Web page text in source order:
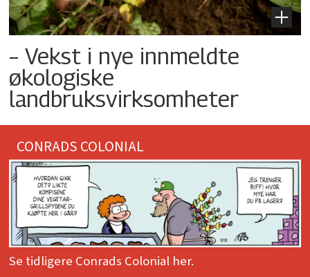
– Vekst i nye innmeldte
økologiske
landbruksvirksomheter
CONRADS COLONIAL
Se tidligere Conrads Colonial her.